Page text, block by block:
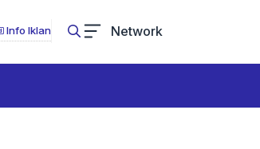
Info Iklan Network